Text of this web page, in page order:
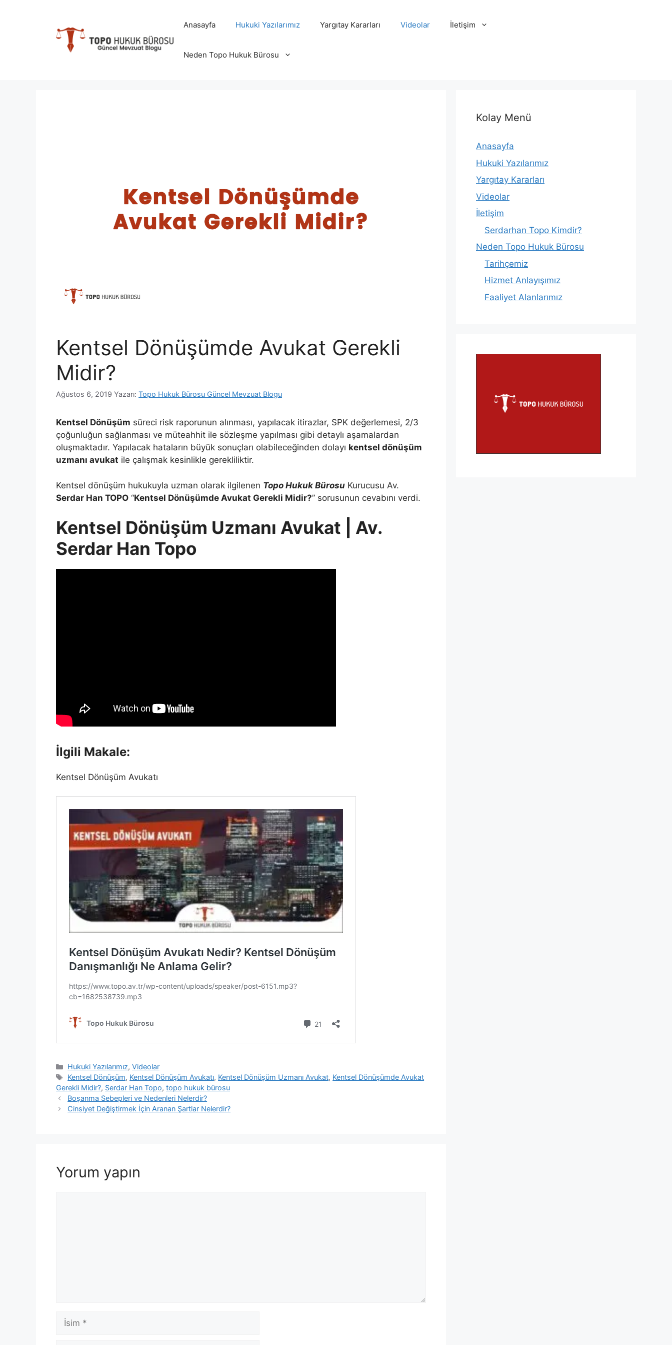
Anasayfa Hukuki Yazılarımız Yargıtay Kararları Videolar İletişim
Neden Topo Hukuk Bürosu
Kentsel Dönüşümde Avukat Gerekli
Midir?
Ağustos 6, 2019 Yazarı: Topo Hukuk Bürosu Güncel Mevzuat Blogu
Kentsel Dönüşüm süreci risk raporunun alınması, yapılacak itirazlar, SPK değerlemesi, 2/3
çoğunluğun sağlanması ve müteahhit ile sözleşme yapılması gibi detaylı aşamalardan
oluşmaktadır. Yapılacak hataların büyük sonuçları olabileceğinden dolayı kentsel dönüşüm
uzmanı avukat ile çalışmak kesinlikle gerekliliktir.
Kentsel dönüşüm hukukuyla uzman olarak ilgilenen Topo Hukuk Bürosu Kurucusu Av.
Serdar Han TOPO “Kentsel Dönüşümde Avukat Gerekli Midir?” sorusunun cevabını verdi.
Kentsel Dönüşüm Uzmanı Avukat | Av.
Serdar Han Topo
İlgili Makale:
Kentsel Dönüşüm Avukatı
Kategoriler
Hukuki Yazılarımız,Videolar
Etiketler
Kentsel Dönüşüm, Kentsel Dönüşüm Avukatı, Kentsel Dönüşüm Uzmanı Avukat, Kentsel Dönüşümde Avukat
Gerekli Midir?, Serdar Han Topo, topo hukuk bürosu
Yazı
dolaşımı
Boşanma Sebepleri ve Nedenleri Nelerdir?
Cinsiyet Değiştirmek İçin Aranan Şartlar Nelerdir?
Yorum yapın
İsim
Kolay Menü
Anasayfa
Hukuki Yazılarımız
Yargıtay Kararları
Videolar
İletişim
Serdarhan Topo Kimdir?
Neden Topo Hukuk Bürosu
Tarihçemiz
Hizmet Anlayışımız
Faaliyet Alanlarımız